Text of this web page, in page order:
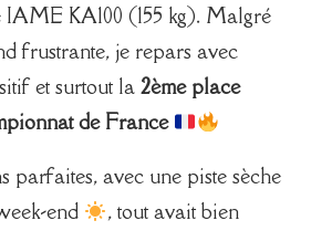
IAME KA100 (155 kg). Malgré
frustrante, je repars avec
et surtout la 2ème place
de France
parfaites, avec une piste sèche
end
, tout avait bien